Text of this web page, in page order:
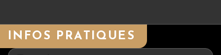
INFOS PRATIQUES